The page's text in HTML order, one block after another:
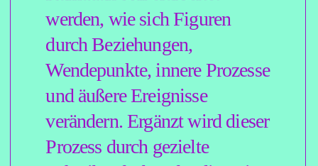
ZEIT: 11.03. bis 29.04.2026, acht
Termine, jeweils 19 bis 21 Uhr
319,00 € (inkl. MwSt.)
MAXIMALE
TEILNEHMERZAHL: 12